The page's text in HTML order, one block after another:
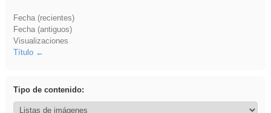
Fecha (recientes)
Fecha (antiguos)
Visualizaciones
Título
Tipo de contenido: